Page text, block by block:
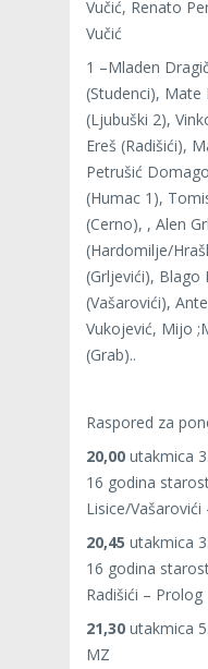
Vučić, Renato
Vučić
1 –Mladen
(Studenci), Mate
(Ljubuški 2),
Ereš (Radišići),
Petrušić
(Humac 1),
(Cerno), , Alen
(Hardomilje/
(Grljevići), Blago
(Vašarovići),
Vukojević, Mijo
(Grab)..
Raspored za
20,00 utakmica
16 godina
Lisice/Vašarovići
20,45 utakmica
16 godina
Radišići – Prolog
21,30 utakmica
MZ